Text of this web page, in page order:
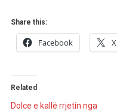
Share this:
Facebook X
Related
Dolce e kallë rrjetin nga